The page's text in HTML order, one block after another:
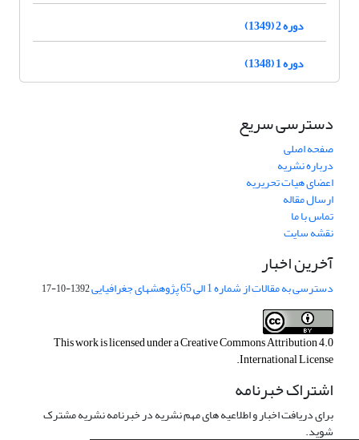
دوره 2 (1349)
دوره 1 (1348)
دسترسی سریع
صفحه اصلی
درباره نشریه
اعضای هیات تحریریه
ارسال مقاله
تماس با ما
نقشه سایت
آخرین اخبار
دسترسی به مقالات از شماره 1 الی 65 پژوهشهای جغرافیایی 1392-10-17
This work is licensed under aCreative Commons Attribution 4.0
International License
.
اشتراک خبرنامه
برای دریافت اخبار و اطلاعیه های مهم نشریه در خبرنامه نشریه مشترک
شوید.